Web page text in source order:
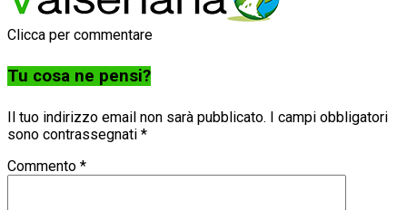
Clicca per commentare
Tu cosa ne pensi?
Il tuo indirizzo email non sarà pubblicato. I campi obbligatori
sono contrassegnati *
Commento *